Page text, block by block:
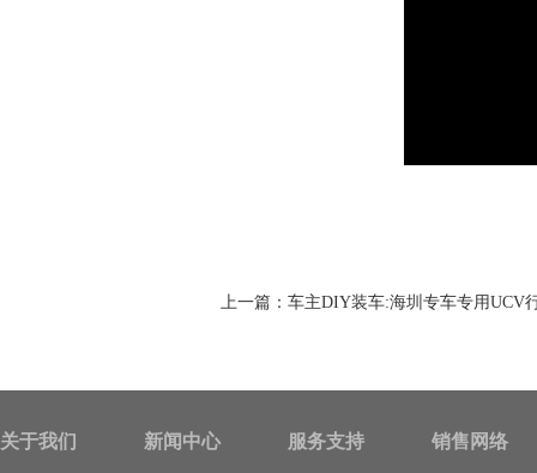
上一篇： 车主DIY装车:海圳专车专用UCV
关于我们 新闻中心 服务支持 销售网络